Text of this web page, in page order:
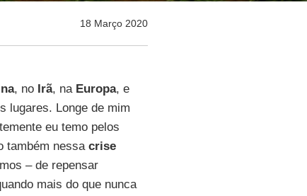
18 Março 2020
, no Irã, na Europa, e
lugares. Longe de mim
eu temo pelos
também nessa crise
– de repensar
mais do que nunca